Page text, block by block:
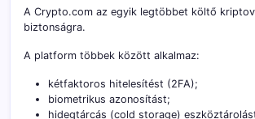
A Crypto.com az egyik legtöbbet költő
biztonságra.
A platform többek között alkalmaz:
kétfaktoros hitelesítést (2FA);
biometrikus azonosítást;
hidegtárcás (cold storage)